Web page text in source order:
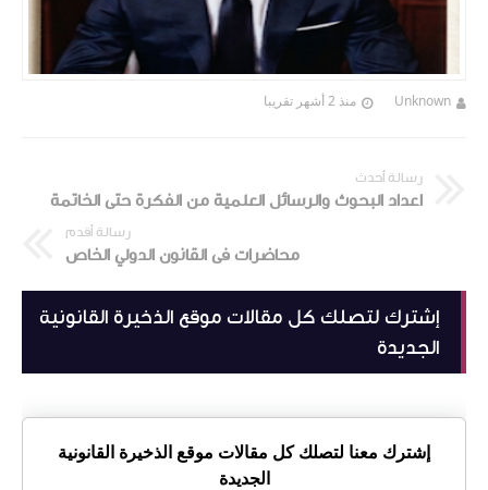
Unknown منذ 2 أشهر تقريبا
رسالة أحدث
اعداد البحوث والرسائل العلمية من الفكرة حتى الخاتمة
رسالة أقدم
محاضرات فى القانون الدولي الخاص
إشترك لتصلك كل مقالات موقع الذخيرة القانونية
الجديدة
إشترك معنا لتصلك كل مقالات موقع الذخيرة القانونية
الجديدة